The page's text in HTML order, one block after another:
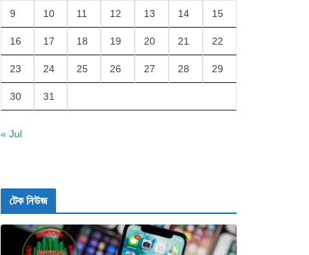
9 10 11 12 13 14 15
16 17 18 19 20 21 22
23 24 25 26 27 28 29
30 31
« Jul
টেক নিউজ